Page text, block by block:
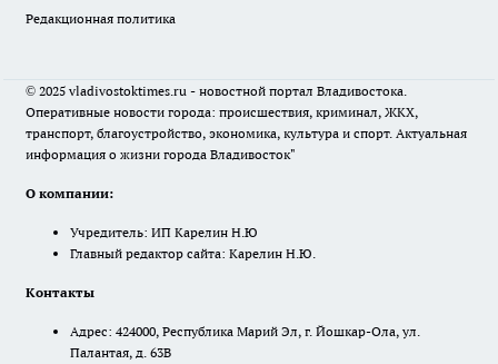
Редакционная политика
© 2025 vladivostoktimes.ru - новостной портал Владивостока.
Оперативные новости города: происшествия, криминал, ЖКХ,
транспорт, благоустройство, экономика, культура и спорт. Актуальная
информация о жизни города Владивосток"
О компании:
Учредитель: ИП Карелин Н.Ю
Главный редактор сайта: Карелин Н.Ю.
Контакты
Адрес: 424000, Республика Марий Эл, г. Йошкар-Ола, ул.
Палантая, д. 63В